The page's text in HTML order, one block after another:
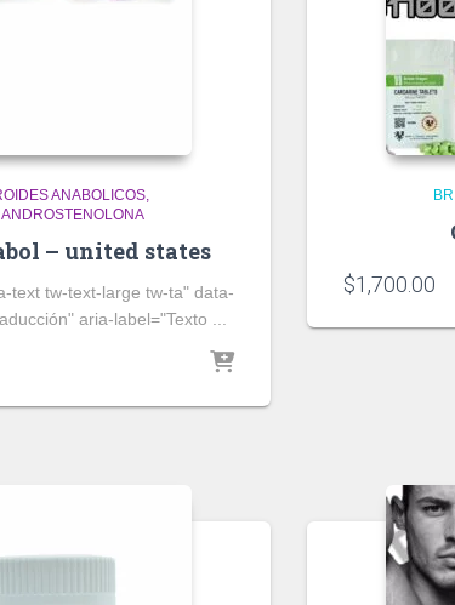
ANABOLICOS
– united states
text tw-text-large tw-ta" data-
aria-label="Texto ...
$1,700.00